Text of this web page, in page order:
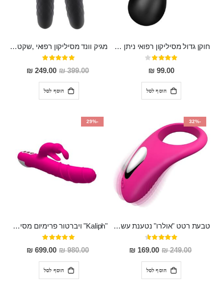
חוקן גדול מסיליקון רפואי ניתן לשימוש גם כפלאג וגם כחרוזים אנאלים
דירוג:
80%
99.00 ₪
הוסף לסל
מגיק וונד מסיליקון רפואי ,שקט במיוחד, נטען בעל 10 מהירויות שונות "Erna"
דירוג:
100%
399.00 ₪
מחיר
מבצע
249.00 ₪
הוסף לסל
-32%
טבעת רטט "אולרו" נטענת עשויה סיליקון רפואי עם רטט חזק ומטריף חושים
דירוג:
91%
249.00 ₪
מחיר
מבצע
169.00 ₪
הוסף לסל
-29%
"Kaliph" ויברטור פרימיום מסיליקון רפואי , נטען, שקט במיוחד, מסתובב ומתפתל, שמנמן עם חדירה 14 סמ
דירוג:
100%
980.00 ₪
מחיר
מבצע
699.00 ₪
הוסף לסל